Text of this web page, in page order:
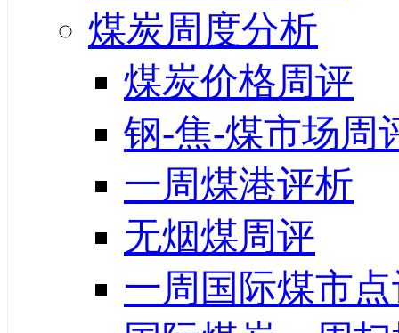
煤炭周度分析
煤炭价格周评
钢-焦-煤市场周
一周煤港评析
无烟煤周评
一周国际煤市